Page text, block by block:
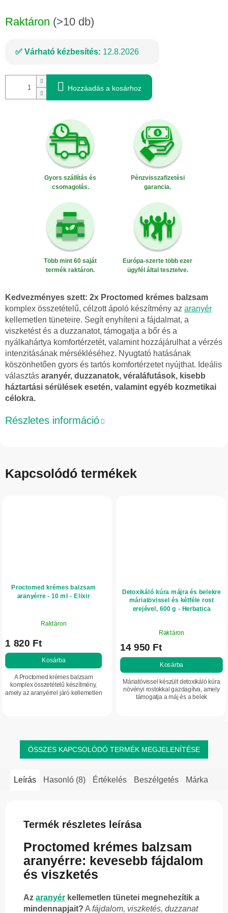
Raktáron (>10 db)
Várható kézbesítés: 12.8.2026
Hozzáadás a kosárhoz
Gyors szállítás és
csomagolás.
Pénzvisszafizetési
garancia.
Több mint 60 saját
termék raktáron.
Európa-szerte több ezer
ügyfél által tesztelve.
Kedvezményes szett: 2x Proctomed krémes balzsam
komplex összetételű, célzott ápoló készítmény az aranyér
kellemetlen tüneteire. Segít enyhíteni a fájdalmat, a
viszketést és a duzzanatot, támogatja a bőr és a
nyálkahártya komfortérzetét, valamint hozzájárulhat a vérzés
intenzitásának mérsékléséhez. Nyugtató hatásának
köszönhetően gyors és tartós komfortérzetet nyújthat. Ideális
választás aranyér, duzzanatok, véraláfutások, kisebb
háztartási sérülések esetén, valamint egyéb kozmetikai
célokra.
Részletes információ
Kapcsolódó termékek
Proctomed krémes balzsam
aranyérre - 10 ml - Elixir
Raktáron
1 820 Ft
Kosárba
A Proctomed krémes balzsam
komplex összetételű készítmény,
amely az aranyérrel járó kellemetlen
Detoxikáló kúra májra és belekre
máriatövissel és kétféle rost
erejével, 600 g - Herbatica
átlagos
értékelése
5-
ből
5,0
csillag.
Raktáron
14 950 Ft
Kosárba
Máriatövissel készült detoxikáló kúra
növényi rostokkal gazdagítva, amely
támogatja a máj és a belek
ÖSSZES KAPCSOLÓDÓ TERMÉK MEGJELENÍTÉSE
Leírás Hasonló (8) Értékelés Beszélgetés Márka
Termék részletes leírása
Proctomed krémes balzsam
aranyérre: kevesebb fájdalom
és viszketés
Az aranyér kellemetlen tünetei megnehezítik a
mindennapjait? A fájdalom, viszketés, duzzanat